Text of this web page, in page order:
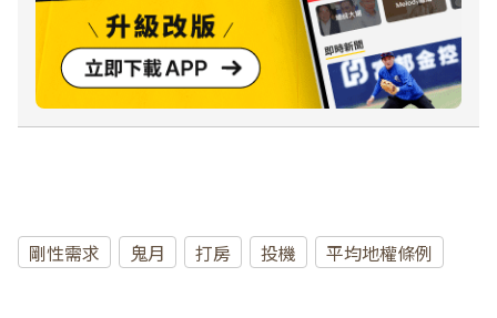
剛性需求 鬼月 打房 投機 平均地權條例